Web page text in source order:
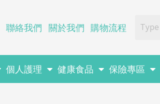
聯絡我們 關於我們 購物流程
個人護理 健康食品 保險專區